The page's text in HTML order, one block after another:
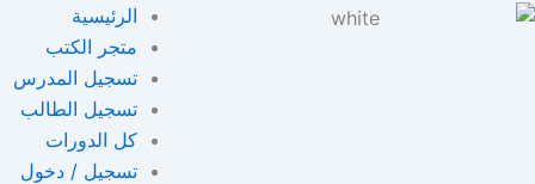
تخطي
الرئيسية
متجر الكتب
تسجيل المدرس
تسجيل الطالب
كل الدورات
تسجيل / دخول